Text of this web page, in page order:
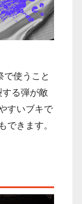
で使うこと
る弾が敵
すいブキで
できます。